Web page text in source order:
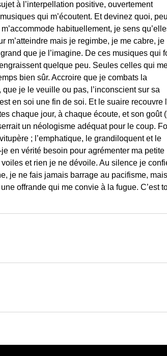
à l’interpellation positive, ouvertement
qui m’écoutent. Et devinez quoi, peu
habituellement, je sens
m’atteindre mais je regimbe, je me cabre, je
que je l’imagine. De ces musiques qui
quelque peu. Seules celles qui
bien sûr. Accroire que je combats la
je le veuille ou pas, l’inconscient sur sa
en soi une fin de soi. Et le suaire recouvre
chaque jour, à chaque écoute, et son goût
un néologisme adéquat pour le coup.
; l’emphatique, le grandiloquent et le
en vérité besoin pour agrémenter ma petite
et rien je ne dévoile. Au silence je
je ne fais jamais barrage au pacifisme,
offrande qui me convie à la fugue. C’est